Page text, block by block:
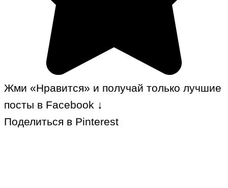
Жми «Нравится» и получай только лучшие
посты в Facebook ↓
Поделиться в Pinterest